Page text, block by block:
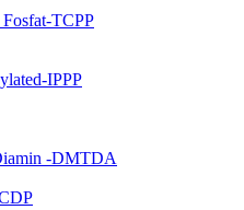
TCPP
IPPP
-DMTDA